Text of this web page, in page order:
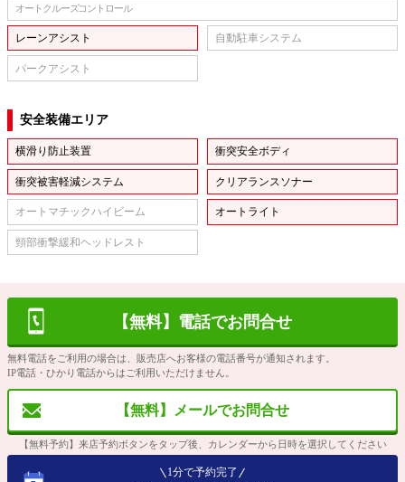
オートクルーズコントロール
レーンアシスト 自動駐車システム
パークアシスト
安全装備エリア
横滑り防止装置 衝突安全ボディ
衝突被害軽減システム クリアランスソナー
オートマチックハイビーム オートライト
頸部衝撃緩和ヘッドレスト
【無料】電話でお問合せ
無料電話をご利用の場合は、販売店へお客様の電話番号が通知されます。
IP電話・ひかり電話からはご利用いただけません。
【無料】メールでお問合せ
【無料予約】来店予約ボタンをタップ後、カレンダーから日時を選択してください
1分で予約完了